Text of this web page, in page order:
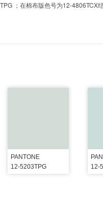
；在棉布版色号为12-4806TCX
PANTONE
12-5203TPG
12-